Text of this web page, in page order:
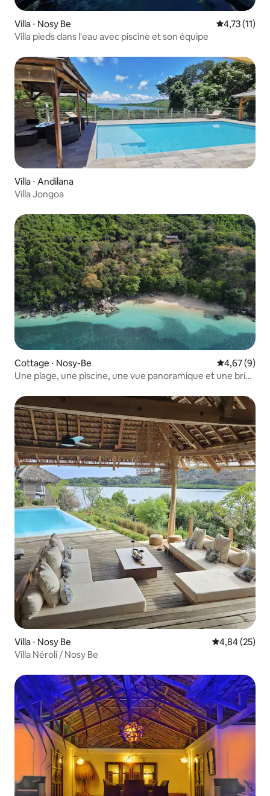
Villa ⋅ Nosy Be Évaluation
4,73 (11)
Villa pieds dans l'eau avec piscine et son équipe
Villa ⋅ Andilana
Villa Jongoa
Cottage ⋅ Nosy-Be Évaluation
4,67 (9)
Une plage, une piscine, une vue panoramique et une brise
Villa ⋅ Nosy Be Évaluation
4,84 (25)
Villa Néroli / Nosy Be